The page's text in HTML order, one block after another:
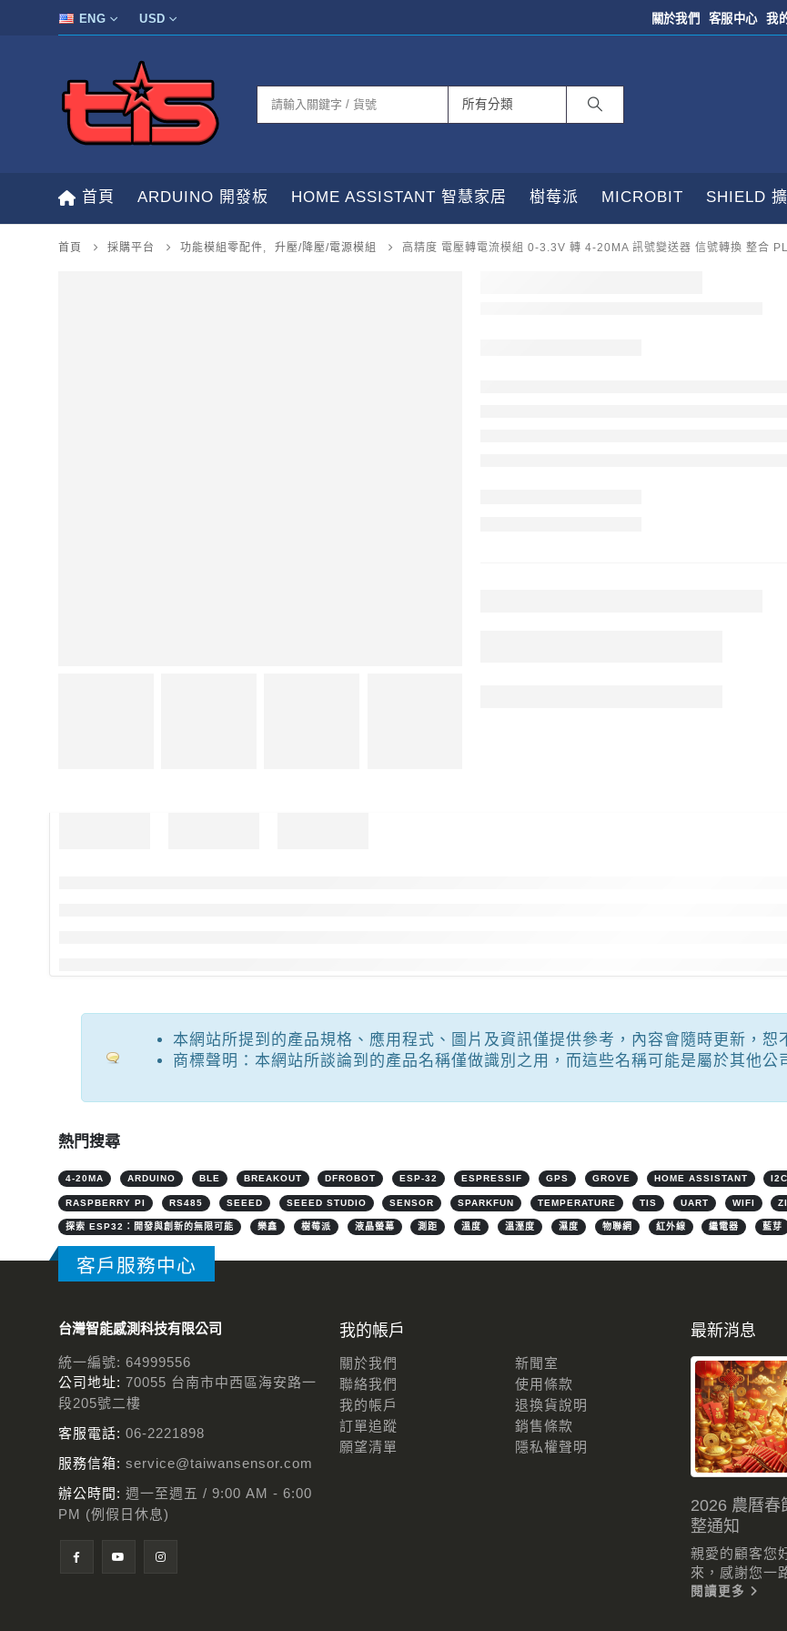
ENG USD 關於我們 客服中心 我
首頁 ARDUINO 開發板 HOME ASSISTANT 智慧家居 樹莓派 MICROBIT SHIELD
首頁 採購平台 功能模組零配件, 升壓/降壓/電源模組 高精度 電壓轉電流模組 0-3.3V 轉 4-20MA 訊號變送器 信號轉換 整合
本網站所提到的產品規格、應用程式、圖片及資訊僅提供參考，內容會隨時更新，恕
商標聲明：本網站所談論到的產品名稱僅做識別之用，而這些名稱可能是屬於其他公
熱門搜尋
4-20MA ARDUINO BLE BREAKOUT DFROBOT ESP-32 ESPRESSIF GPS GROVE HOME ASSISTANT I2C
RASPBERRY PI RS485 SEEED SEEED STUDIO SENSOR SPARKFUN TEMPERATURE TIS UART WIFI
探索 ESP32：開發與創新的無限可能 樂鑫 樹莓派 液晶螢幕 測距 溫度 溫溼度 濕度 物聯網 紅外線 繼電器 藍芽
客戶服務中心
台灣智能感測科技有限公司
統一編號: 64999556
公司地址: 70055 台南市中西區海安路一
段205號二樓
客服電話: 06-2221898
服務信箱: service@taiwansensor.com
辦公時間: 週一至週五 / 9:00 AM - 6:00
PM (例假日休息)
我的帳戶
關於我們
聯絡我們
我的帳戶
訂單追蹤
願望清單
新聞室
使用條款
退換貨說明
銷售條款
隱私權聲明
最新消息
2026 農曆春
整通知
親愛的顧客您
來，感謝您一
閱讀更多